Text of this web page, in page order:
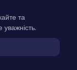
та